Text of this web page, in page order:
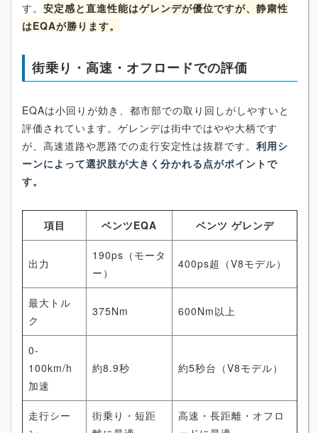
す。 安定感と直進性能はゲレンデが優位ですが、静粛性
はEQAが勝ります。
街乗り・高速・オフロードでの評価
EQAは小回りが効き、都市部での取り回しがしやすいと
評価されています。ゲレンデは街中ではやや大柄です
が、高速道路や悪路での走行安定性は抜群です。 利用シ
ーンによって選択肢が大きく分かれる点がポイントで
す。
項目 ベンツEQA ベンツ ゲレンデ
出力
190ps（モータ
ー）
400ps超（V8モデル）
最大トル
ク
375Nm 600Nm以上
0-
100km/h
加速
約8.9秒 約5秒台（V8モデル）
走行シー
街乗り・短距
高速・長距離・オフロ